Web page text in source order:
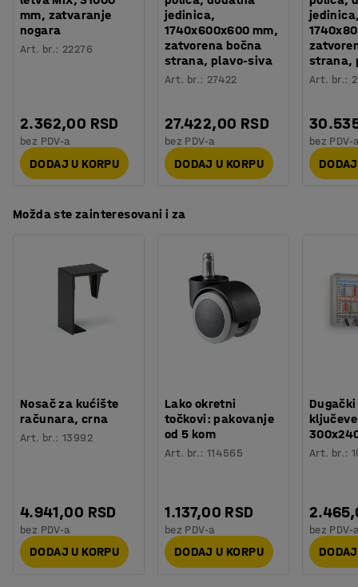
150 kg ravnomerno raspoređenog tereta. Osnovna
jedinica ima bočne i zadnje poprečne nosače za dodatnu
stabilnost. Bočni stubovi imaju noge za pričvršćivanje
Orijentaciono vreme potrebno za montažu
Težina: 41,8
Montaža: Potrebno je sklapanje
mm, zatvaranje
nogara
Art. br.: 22276
2.362,00 RSD
bez PDV-a
DODAJ U KORPU
jedinica,
1740x600x600 mm,
zatvorena bočna
strana, plavo-siva
Art. br.: 27422
27.422,00 RSD
bez PDV-a
DODAJ U KORPU
strana,
Art. br.:
bez PDV-
Možda ste zainteresovani i za
Nosač za kućište
računara, crna
Art. br.:13992
4.941,00 RSD
bez PDV-a
DODAJ U KORPU
Lako okretni
točkovi: pakovanje
od 5 kom
Art. br.: 114565
1.137,00 RSD
bez PDV-a
DODAJ U KORPU
Art. br.:
bez PDV-